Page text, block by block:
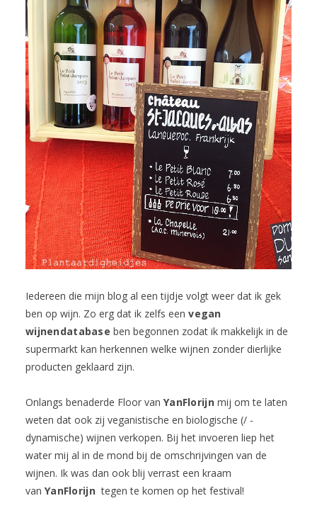
Iedereen die mijn blog al een tijdje volgt weer dat ik gek
ben op wijn. Zo erg dat ik zelfs een vegan
wijnendatabase ben begonnen zodat ik makkelijk in de
supermarkt kan herkennen welke wijnen zonder dierlijke
producten geklaard zijn.
Onlangs benaderde Floor van YanFlorijnmij om te laten
weten dat ook zij veganistische en biologische (/ -
dynamische) wijnen verkopen. Bij het invoeren liep het
water mij al in de mond bij de omschrijvingen van de
wijnen. Ik was dan ook blij verrast een kraam
van YanFlorijn tegen te komen op het festival!